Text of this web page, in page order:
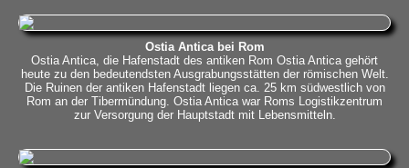
Ostia Antica bei Rom
Ostia Antica, die Hafenstadt des antiken Rom Ostia Antica gehört
heute zu den bedeutendsten Ausgrabungsstätten der römischen Welt.
Die Ruinen der antiken Hafenstadt liegen ca. 25 km südwestlich von
Rom an der Tibermündung. Ostia Antica war Roms Logistikzentrum
zur Versorgung der Hauptstadt mit Lebensmitteln.